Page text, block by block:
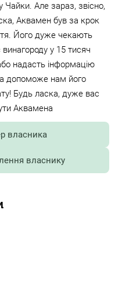
Чайки. Але зараз, звісно,
Аквамен був за крок
Його дуже чекають
у 15 тисяч
надасть інформацію
допоможе нам його
Будь ласка, дуже вас
Аквамена
власника
власнику